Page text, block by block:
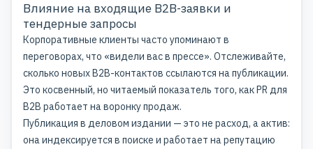
Влияние на входящие B2B-заявки и
тендерные запросы
Корпоративные клиенты часто упоминают в
переговорах, что «видели вас в прессе». Отслеживайте,
сколько новых B2B-контактов ссылаются на публикации.
Это косвенный, но читаемый показатель того, как PR для
B2B работает на воронку продаж.
Публикация в деловом издании — это не расход, а актив:
она индексируется в поиске и работает на репутацию